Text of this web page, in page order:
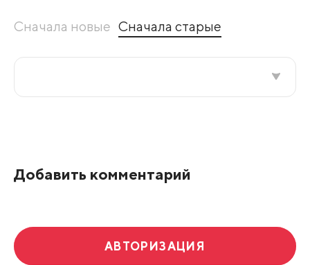
Сначала новые Сначала старые
Добавить комментарий
АВТОРИЗАЦИЯ